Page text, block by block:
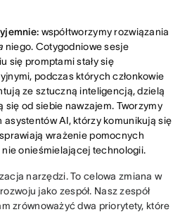
współtworzymy rozwiązania
niego. Cotygodniowe sesje
się promptami stały się
podczas których członkowie
ze sztuczną inteligencją, dzielą
się od siebie nawzajem. Tworzymy
AI, którzy komunikują się
wrażenie pomocnych
nie onieśmielającej technologii.
narzędzi. To celowa zmiana w
jako zespół. Nasz zespół
zrównoważyć dwa priorytety, które